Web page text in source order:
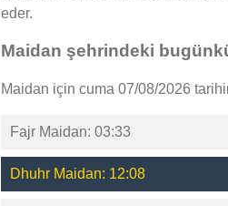
eder.
Maidan şehrindeki
Maidan için cuma 07/08/2026
Fajr Maidan: 03:33
Dhuhr Maidan: 12:08